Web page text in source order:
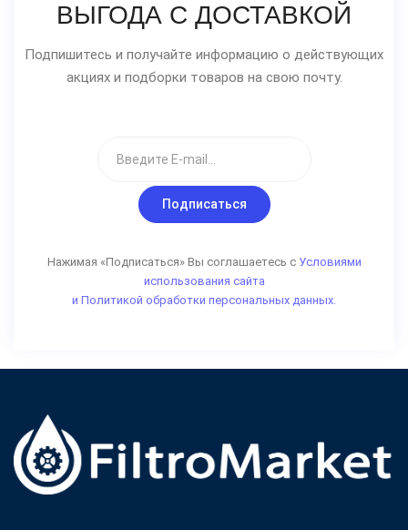
ВЫГОДА С ДОСТАВКОЙ
Подпишитесь и получайте информацию о действующих
акциях и подборки товаров на свою почту.
Подписаться
Нажимая «Подписаться» Вы соглашаетесь с Условиями
использования сайта
и Политикой обработки персональных данных.